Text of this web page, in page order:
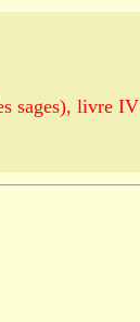
sages), livre IV